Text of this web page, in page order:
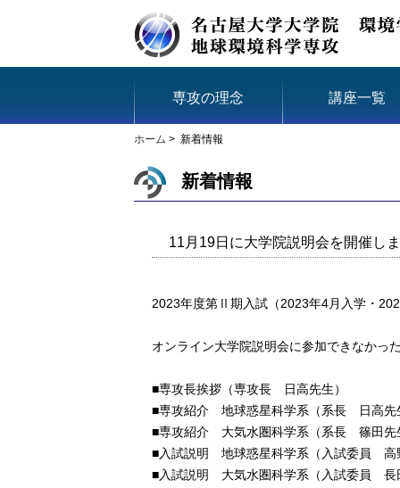
専攻の理念 講座一覧
ホーム > 新着情報
新着情報
11月19日に大学院説明会を開催し
2023年度第Ⅱ期入試（2023年4月入学・
オンライン大学院説明会に参加できなかっ
■専攻長挨拶（専攻長 日高先生）
■専攻紹介 地球惑星科学系（系長 日高先
■専攻紹介 大気水圏科学系（系長 篠田先
■入試説明 地球惑星科学系（入試委員 高
■入試説明 大気水圏科学系（入試委員 長